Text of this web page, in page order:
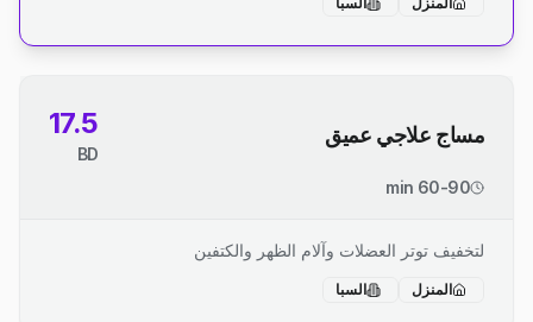
مساج علاجي عميق 17.5
BD
60-90 min
لتخفيف توتر العضلات وآلام الظهر والكتفين
المنزل السبا